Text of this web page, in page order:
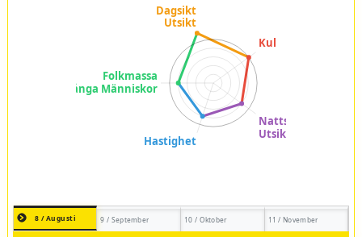
8 / Augusti 9 / September 10 / Oktober 11 / November